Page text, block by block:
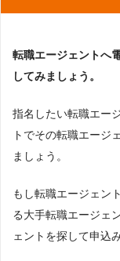
転職エージェントへ
してみましょう。
指名したい転職エー
トでその転職エージ
ましょう。
もし転職エージェン
る大手転職エージェ
ェントを探して申込